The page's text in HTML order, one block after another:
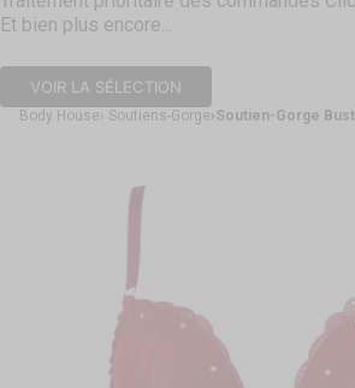
Et bien plus encore...
VOIR LA SÉLECTION
Body House Soutiens-Gorge Soutien-Gorge